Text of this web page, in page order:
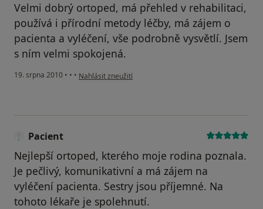
Velmi dobrý ortoped, má přehled v rehabilitaci,
používá i přírodní metody léčby, má zájem o
pacienta a vyléčení, vše podrobně vysvětlí. Jsem
s ním velmi spokojená.
19. srpna 2010 • • • podle názoru uživatele Pacient
Nahlásit zneužití
Pacient
Nejlepší ortoped, kterého moje rodina poznala.
Je pečlivý, komunikativní a má zájem na
vyléčení pacienta. Sestry jsou příjemné. Na
tohoto lékaře je spolehnutí.